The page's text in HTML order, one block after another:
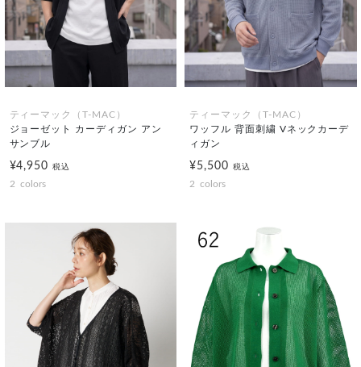
ティーマック（T-MAC）
ジョーゼット カーディガン アン
サンブル
¥4,950税込
2 colors
ティーマック（T-MAC）
ワッフル 背面刺繍 Vネックカーデ
ィガン
¥5,500 税込
2 colors